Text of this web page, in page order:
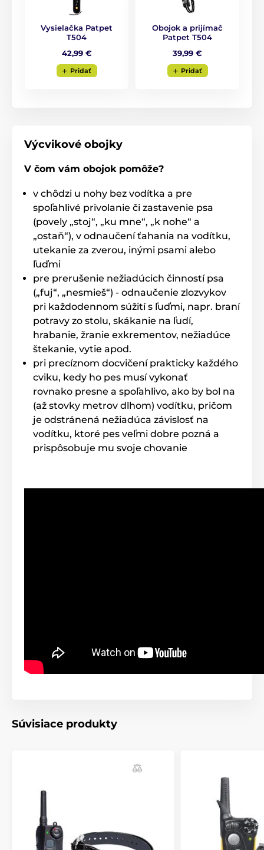
Počet psů:
S elektronickým výcvikovým
obojkem
dohlédneteaž na 3
další přijímač. Poté si mezi psy jednodušepřepínáte
pomocí tlačítka na vysílačce
kvalitnímpodsvíceným LCD
displejem,
díky kterému je vhodný i pro
výcvik v noci. Na obrazovce se zobrazí ikony impulsu,
vibrace, zvuku, úroveň korekce, indikace baterie,
Vodotěsnost:
Patpet T504 je dodáváns voděodolným
ponoření!). Vysílač má jen nejzákladnější ochranu
proti voděs označením IPX1.
Délka obojku:
Nastavitelný nylonový obojek je pohodlný
pro vašeho psa při nošení a vhodný pro
téměř všechny typy psů různé velikosti a
rasy s váhou od 10 kg. Komfortnípro obvod krku 20 –
cm.
Přijímač a elektrody jsou chráněný ochranným
gumovým krytem.
Váha a rozměry:
Elektrické Vibračné Zvukové
Vodeoodolné Pre stredné psy
Pre 3 - 9 psov
Vysielačka Patpet
T504
42,99 €
Pridať
Obojok a prijímač
Patpet T504
39,99 €
Pridať
Výcvikové obojky
V čom vám obojok pomôže?
v chôdzi u nohy bez vodítka a pre
spoľahlivé privolanie či zastavenie psa
(povely „stoj“, „ku mne“, „k nohe“ a
„ostaň“), v odnaučení ťahania na vodítku,
utekanie za zverou, inými psami alebo
ľuďmi
pre prerušenie nežiadúcich činností psa
(„fuj“, „nesmieš“) - odnaučenie zlozvykov
pri každodennom súžití s ľuďmi, napr. braní
potravy zo stolu, skákanie na ľudí,
hrabanie, žranie exkrementov, nežiadúce
štekanie, vytie apod.
pri precíznom docvičení prakticky každého
cviku, kedy ho pes musí vykonať
rovnako presne a spoľahlivo, ako by bol na
(až stovky metrov dlhom) vodítku, pričom
je odstránená nežiadúca závislosť na
vodítku, ktoré pes veľmi dobre pozná a
prispôsobuje mu svoje chovanie
Súvisiace produkty